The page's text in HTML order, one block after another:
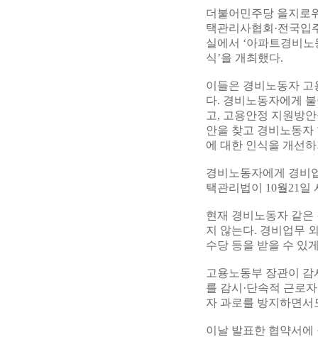
더불어민주당 을지로
택관리사협회·전국입
실에서 ‘아파트경비
식’을 개최했다.
이들은 경비노동자
다. 경비노동자에게
고, 고용안정 지원방
안을 찾고 경비노동자
에 대한 인식을 개선
경비노동자에게 경비
택관리법이 10월21일
현재 경비노동자 같은
지 않는다. 경비업무
수당 등을 받을 수 있
고용노동부 장관이
를 감시·단속적 근로
자 과로를 방지하면서
이날 발표한 협약서에